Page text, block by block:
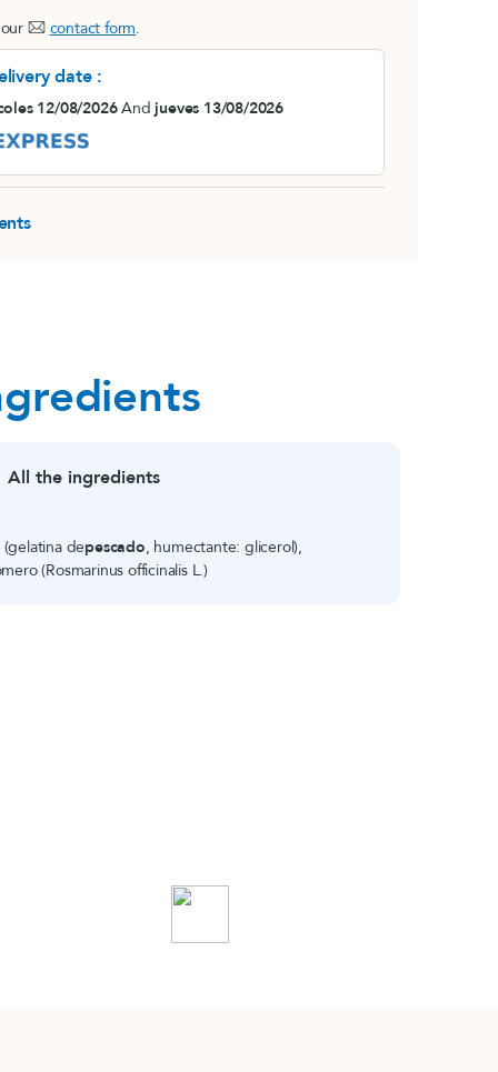
(lot)
contact form.
date :
12/08/2026Andjueves 13/08/2026
All the ingredients
(gelatina depescado, humectante: glicerol),
(Rosmarinus officinalis L.)